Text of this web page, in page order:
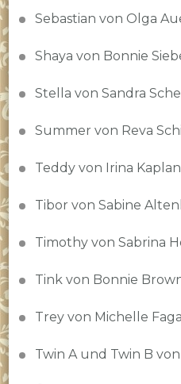
Sebastian von Olga
Shaya von Bonnie
Stella von Sandra
Summer von Reva
Teddy von Irina
Tibor von Sabine
Timothy von Sabrina
Tink von Bonnie
Trey von Michelle
Twin A und Twin B